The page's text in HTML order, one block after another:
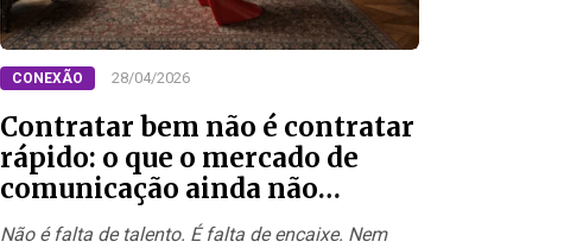
CONEXÃO 28/04/2026
Contratar bem não é contratar
rápido: o que o mercado de
comunicação ainda não
aprendeu
Não é falta de talento. É falta de encaixe. Nem